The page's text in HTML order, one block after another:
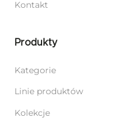
Kontakt
Produkty
Kategorie
Linie produktów
Kolekcje